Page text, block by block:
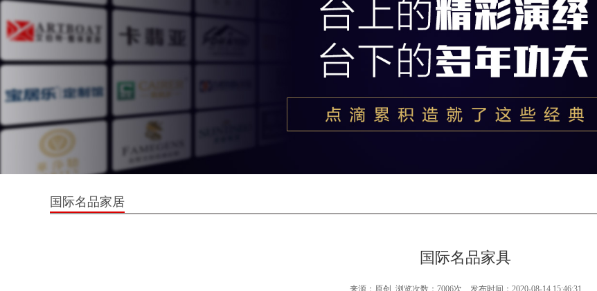
国际名品家居
国际名品家具
来源：原创 浏览次数：7006次 发布时间：2020-08-14 15:46:31